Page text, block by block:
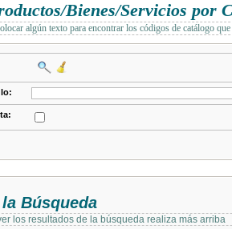
Bienes/Servicios por
algún texto para encontrar los códigos de catálogo
Búsqueda
los resultados de la búsqueda realiza más arriba